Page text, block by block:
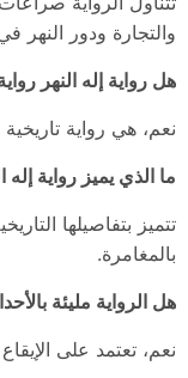
والتجارة ودور النهر
هل رواية إله النهر
نعم، هي رواية
ما الذي يميز رواية إله
تتميز بتفاصيلها
بالمغامرة.
هل الرواية مليئة
نعم، تعتمد على